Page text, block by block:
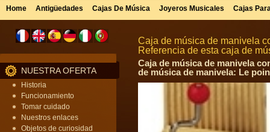
Home Antigüedades Cajas De Música Joyeros Musicales Cajas
NUESTRA OFERTA
Historia
Funcionamiento
Tomar cuidado
Nuestros enlaces
Objetos de curiosidad
Caja de música de manivela
Referencia de esta caja de
Caja de música de manivela
de música de manivela: Le